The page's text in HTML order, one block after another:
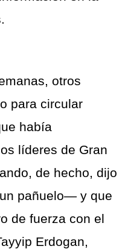
otros
para circular
había
líderes de Gran
de hecho, dijo
pañuelo— y que
de fuerza con el
Erdogan,